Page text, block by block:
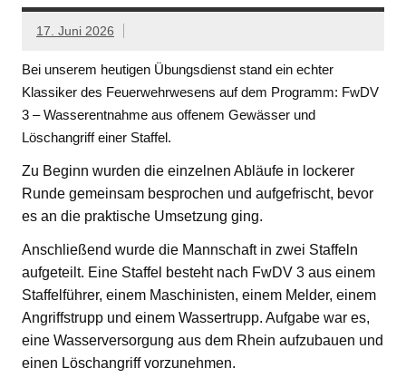
17. Juni 2026
Bei unserem heutigen Übungsdienst stand ein echter
Klassiker des Feuerwehrwesens auf dem Programm: FwDV
3 – Wasserentnahme aus offenem Gewässer und
Löschangriff einer Staffel.
Zu Beginn wurden die einzelnen Abläufe in lockerer
Runde gemeinsam besprochen und aufgefrischt, bevor
es an die praktische Umsetzung ging.
Anschließend wurde die Mannschaft in zwei Staffeln
aufgeteilt. Eine Staffel besteht nach FwDV 3 aus einem
Staffelführer, einem Maschinisten, einem Melder, einem
Angriffstrupp und einem Wassertrupp. Aufgabe war es,
eine Wasserversorgung aus dem Rhein aufzubauen und
einen Löschangriff vorzunehmen.